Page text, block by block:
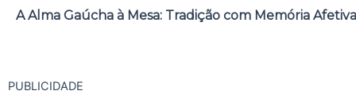
A Alma Gaúcha à Mesa: Tradição com Memória Afetiva
PUBLICIDADE